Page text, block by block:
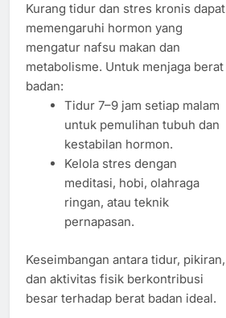
Kurang tidur dan stres kronis dapat
memengaruhi hormon yang
mengatur nafsu makan dan
metabolisme. Untuk menjaga berat
badan:
Tidur 7–9 jam setiap malam
untuk pemulihan tubuh dan
kestabilan hormon.
Kelola stres dengan
meditasi, hobi, olahraga
ringan, atau teknik
pernapasan.
Keseimbangan antara tidur, pikiran,
dan aktivitas fisik berkontribusi
besar terhadap berat badan ideal.